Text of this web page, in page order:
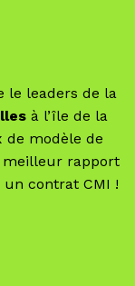
le leaders de la
à l’île de la
de modèle de
meilleur rapport
contrat CMI !